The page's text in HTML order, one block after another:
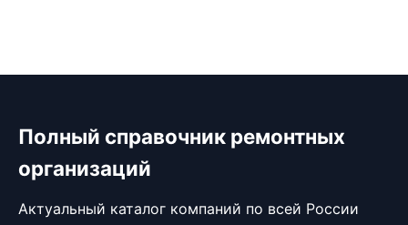
Полный справочник ремонтных
организаций
Актуальный каталог компаний по всей России